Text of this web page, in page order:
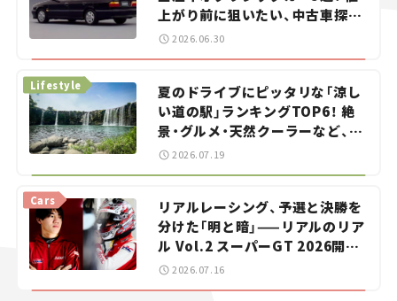
上がり前に狙いたい、中古車探し
をお手伝い――ちょっとイケてるマ
2026.06.30
夏のドライブにピッタリな「涼し
い道の駅」ランキングTOP6！ 絶
景・グルメ・天然クーラーなど、避
暑におすすめのスポットを紹介
Lifestyle
2026.07.19
リアルレーシング、予選と決勝を
分けた「明と暗」——リアルのリア
ル Vol.2 スーパーGT 2026開幕
戦 岡山国際サーキット
Cars
2026.07.16